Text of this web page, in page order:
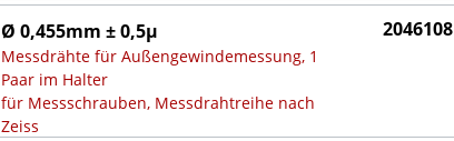
Ø 0,455mm ± 0,5µ
Messdrähte für Außengewindemessung, 1
Paar im Halter
für Messschrauben, Messdrahtreihe nach
Zeiss
2046108